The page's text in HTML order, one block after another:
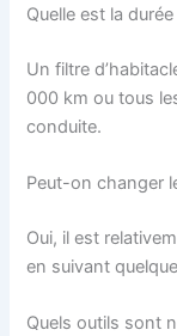
Quelle est la
Un filtre
000 km ou tous
conduite.
Peut-on changer
Oui, il est
en suivant
Quels outils sont